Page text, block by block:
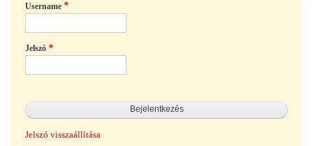
Username
Jelszó
Jelszó visszaállítása